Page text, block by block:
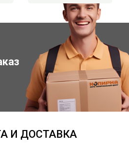
Отследить заказ
И ДОСТАВКА